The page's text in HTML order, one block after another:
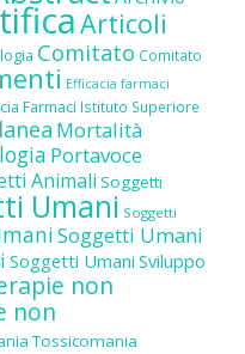
Articoli
Comitato Comitato
Efficacia farmaci
Farmaci Istituto Superiore
Mortalità
Portavoce
Animali Soggetti
Umani Soggetti
Soggetti Umani
Soggetti Umani Sviluppo
non
non
Tossicomania